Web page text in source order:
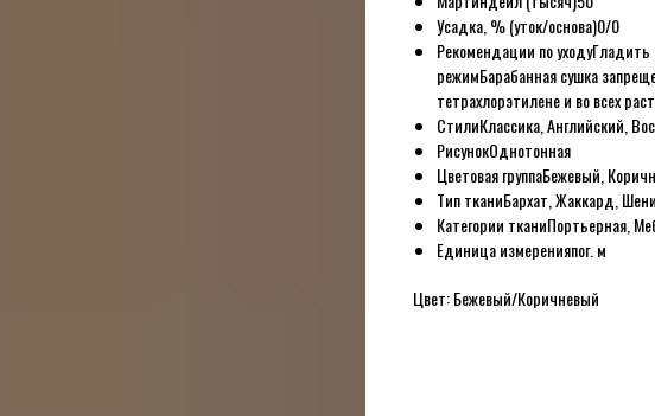
Усадка, % (уток/основа)0/0
Рекомендации по уходуГладить
режимБарабанная сушка
тетрахлорэтилене и во всех
СтилиКлассика, Английский,
РисунокОднотонная
Цветовая группаБежевый,
Тип тканиБархат, Жаккард,
Категории тканиПортьерная,
Единица измеренияпог. м
Цвет: Бежевый/Коричневый